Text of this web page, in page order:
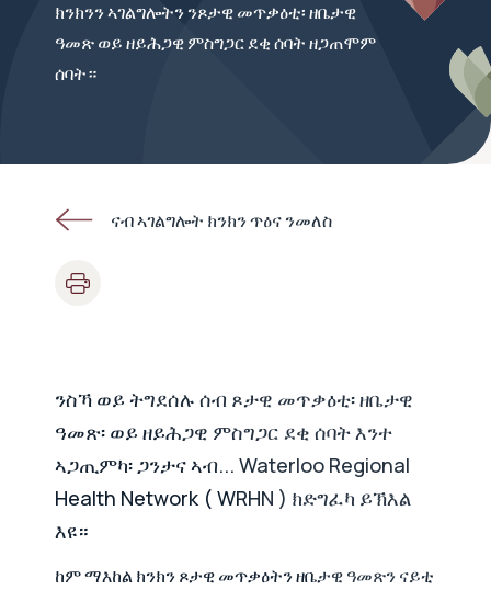
ክንክንን ኣገልግሎትን ንጾታዊ መጥቃዕቲ፡ ​​ዘቤታዊ
ዓመጽ ወይ ዘይሕጋዊ ምስግጋር ደቂ ሰባት ዘጋጠሞም
ሰባት።
ናብ ኣገልግሎት ክንክን ጥዕና ንመለስ
ንስኻ ወይ ትግደሰሉ ሰብ ጾታዊ መጥቃዕቲ፡ ​​ዘቤታዊ
ዓመጽ፡ ወይ ዘይሕጋዊ ምስግጋር ደቂ ሰባት እንተ
ኣጋጢምካ፡ ጋንታና ኣብ... Waterloo Regional
Health Network ( WRHN ) ክድግፈካ ይኽእል
እዩ።
ከም ማእከል ክንክን ጾታዊ መጥቃዕትን ዘቤታዊ ዓመጽን ናይቲ